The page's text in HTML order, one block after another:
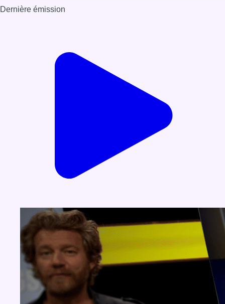
Dernière émission